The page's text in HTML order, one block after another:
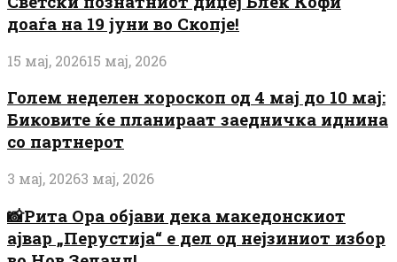
доаѓа на 19 јуни во Скопје!
15 мај, 202615 мај, 2026
Голем неделен хороскоп од 4 мај до 10 мај:
Биковите ќе планираат заедничка иднина
со партнерот
3 мај, 20263 мај, 2026
📸Рита Ора објави дека македонскиот
ајвар „Перустија“ е дел од нејзиниот избор